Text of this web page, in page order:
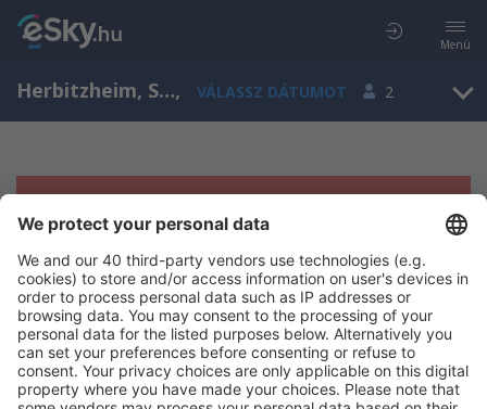
Menü
Herbitzheim, Saarland, Németország, VÁLASSZ DÁTUMOT 2
Sajnos semmilyen eredménnyel nem
szolgálhatunk.
Próbáld meg még egyszer más kritériumot kiválasztva